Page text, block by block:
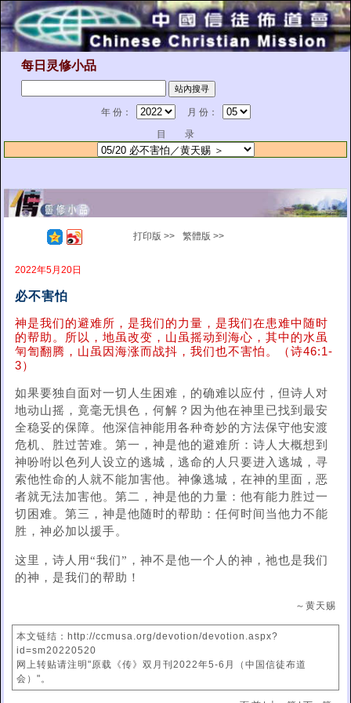
每日灵修小品
年 份：
月 份：
目 录
打印版 >> 繁體版 >>
2022年5月20日
必不害怕
神是我们的避难所，是我们的力量，是我们在患难中随时
的帮助。所以，地虽改变，山虽摇动到海心，其中的水虽
匉訇翻腾，山虽因海涨而战抖，我们也不害怕。（诗46:1-
3）
如果要独自面对一切人生困难，的确难以应付，但诗人对
地动山摇，竟毫无惧色，何解？因为他在神里已找到最安
全稳妥的保障。他深信神能用各种奇妙的方法保守他安渡
危机、胜过苦难。第一，神是他的避难所：诗人大概想到
神吩咐以色列人设立的逃城，逃命的人只要进入逃城，寻
索他性命的人就不能加害他。神像逃城，在神的里面，恶
者就无法加害他。第二，神是他的力量：他有能力胜过一
切困难。第三，神是他随时的帮助：任何时间当他力不能
胜，神必加以援手。
这里，诗人用“我们”，神不是他一个人的神，祂也是我们
的神，是我们的帮助！
～黄天赐
本文链结：http://ccmusa.org/devotion/devotion.aspx?
id=sm20220520
网上转贴请注明"原载《传》双月刊2022年5-6月（中国信徒布道
会）"。